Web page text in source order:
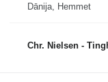
Dānija, Hemmet
Chr. Nielsen -